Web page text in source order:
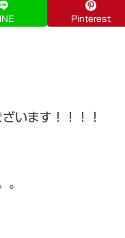
Pinterest
います！！！！
。